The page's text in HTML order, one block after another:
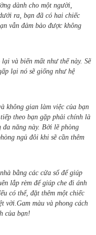
dành cho một người,
ra, bạn đã có hai chiếc
vẫn đảm bảo được không
và biến mất như thế này. Sẽ
lại nó sẽ giống như hệ
không gian làm việc của bạn
theo bạn gặp phải chính là
đa năng này. Bởi lẽ phòng
ngủ đôi khi sẽ cần thêm
bằng các cửa sổ để giúp
lắp rèm để giúp che đi ánh
có thể, đặt thêm một chiếc
vời.Gam màu và phong cách
của bạn!